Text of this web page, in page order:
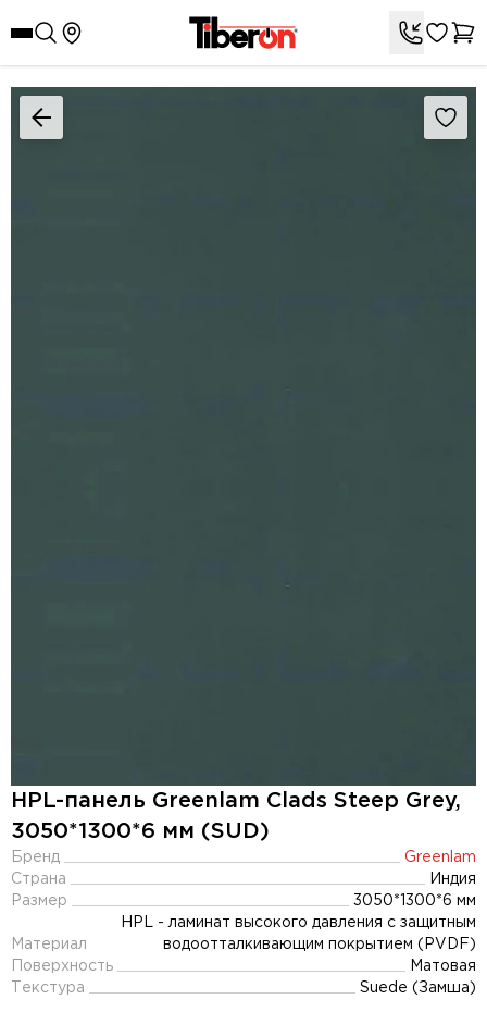
HPL-панель Greenlam Clads Steep Grey,
3050*1300*6 мм (SUD)
Бренд
Greenlam
Страна
Индия
Размер
3050*1300*6 мм
Материал
HPL - ламинат высокого давления с защитным
водоотталкивающим покрытием (PVDF)
Поверхность
Матовая
Текстура
Suede (Замша)